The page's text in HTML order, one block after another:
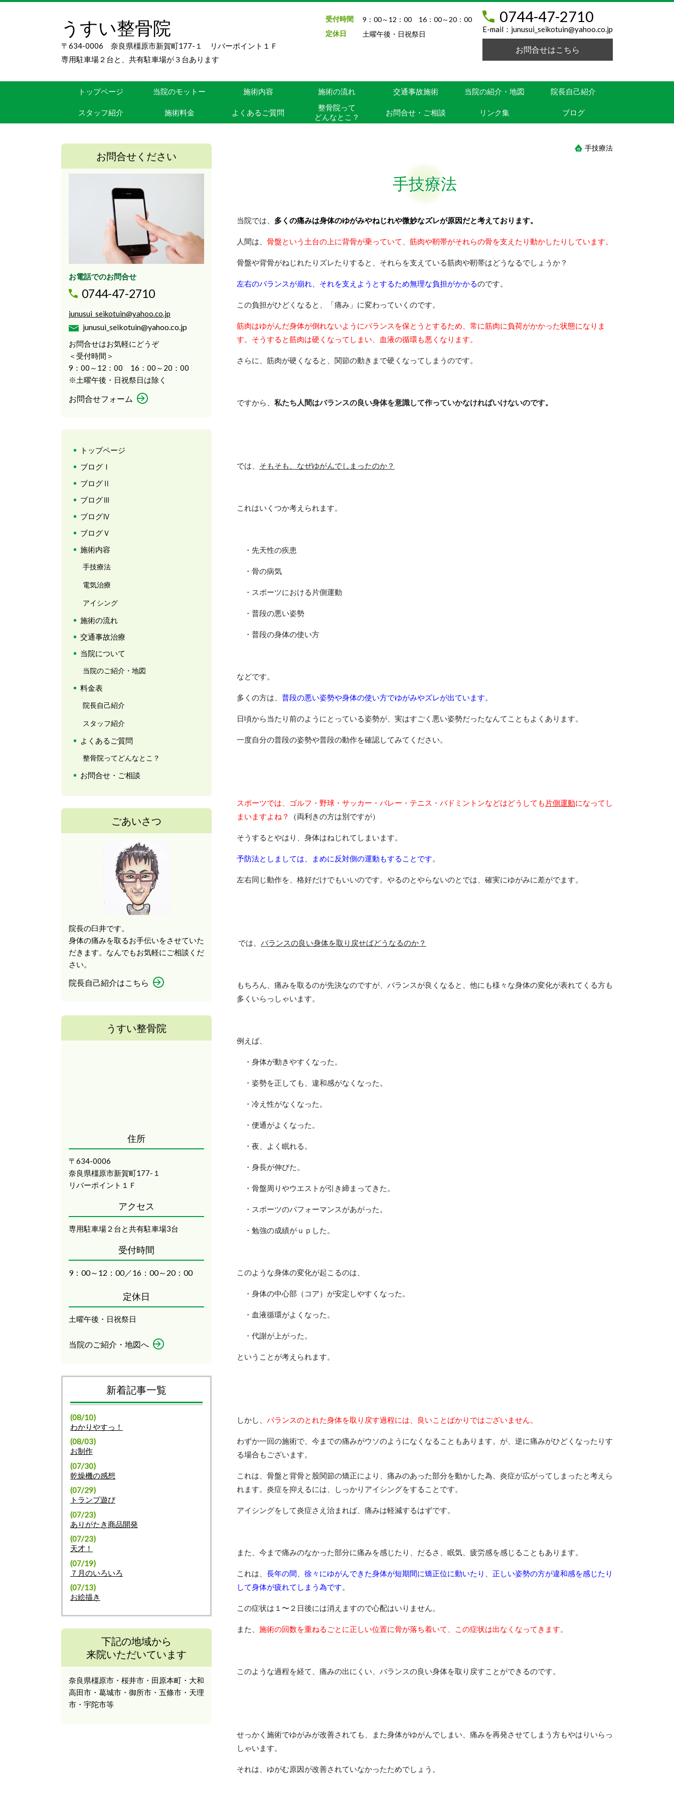
うすい整骨院
〒634-0006 奈良県橿原市新賀町177-１ リバーポイント１Ｆ
専用駐車場２台と、共有駐車場が３台あります
受付時間
9：00～12：00 16：00～20：00
定休日
土曜午後・日祝祭日
0744-47-2710
E-mail： junusui_seikotuin@yahoo.co.jp
お問合せはこちら
トップページ 当院のモットー 施術内容 施術の流れ 交通事故施術 当院の紹介・地図 院長自己紹介
スタッフ紹介 施術料金 よくあるご質問
整骨院って
どんなとこ？
お問合せ・ご相談 リンク集 ブログ
手技療法
手技療法
当院では、 多くの痛みは身体のゆがみやねじれや微妙なズレが原因だと考えております。
人間は、 骨盤という土台の上に背骨が乗っていて、筋肉や靭帯がそれらの骨を支えたり動かしたりしています
骨盤や背骨がねじれたりズレたりすると、それらを支えている筋肉や靭帯はどうなるでしょうか？
左右のバランスが崩れ、それを支えようとするため無理な負担がかかるのです。
この負担がひどくなると、「痛み」に変わっていくのです。
筋肉はゆがんだ身体が倒れないようにバランスを保とうとするため、常に筋肉に負荷がかかった状態になりま
す。そうすると筋肉は硬くなってしまい、血液の循環も悪くなります。
さらに、筋肉が硬くなると、関節の動きまで硬くなってしまうのです。
ですから、 私たち人間はバランスの良い身体を意識して作っていかなければいけないのです。
では、 そもそも、なぜゆがんでしまったのか？
これはいくつか考えられます。
・先天性の疾患
・骨の病気
・スポーツにおける片側運動
・普段の悪い姿勢
・普段の身体の使い方
などです。
多くの方は、 普段の悪い姿勢や身体の使い方でゆがみやズレが出ています。
日頃から当たり前のようにとっている姿勢が、実はすごく悪い姿勢だったなんてこともよくあります。
一度自分の普段の姿勢や普段の動作を確認してみてください。
スポーツでは、ゴルフ・野球・サッカー・バレー・テニス・バドミントンなどはどうしても 片側運動になってし
まいますよね？
（両利きの方は別ですが）
そうするとやはり、身体はねじれてしまいます。
予防法としましては、まめに反対側の運動もすることです
左右同じ動作を、格好だけでもいいのです。やるのとやらないのとでは、確実にゆがみに差がでます。
では、 バランスの良い身体を取り戻せばどうなるのか？
もちろん、痛みを取るのが先決なのですが、バランスが良くなると、他にも様々な身体の変化が表れてくる方も
多くいらっしゃいます。
例えば、
・身体が動きやすくなった。
・姿勢を正しても、違和感がなくなった。
・冷え性がなくなった。
・便通がよくなった。
・夜、よく眠れる。
・身長が伸びた。
・骨盤周りやウエストが引き締まってきた。
・スポーツのパフォーマンスがあがった。
・勉強の成績がｕｐした。
このような身体の変化が起こるのは、
・身体の中心部（コア）が安定しやすくなった。
・血液循環がよくなった。
・代謝が上がった。
ということが考えられます。
しかし、 バランスのとれた身体を取り戻す過程には、良いことばかりではございません。
わずか一回の施術で、今までの痛みがウソのようになくなることもあります。が、逆に痛みがひどくなったりす
る場合もございます。
これは、骨盤と背骨と股関節の矯正により、痛みのあった部分を動かした為、炎症が広がってしまったと考えら
れます。炎症を抑えるには、しっかりアイシングをすることです。
アイシングをして炎症さえ治まれば、痛みは軽減するはずです。
また、今まで痛みのなかった部分に痛みを感じたり、だるさ、眠気、疲労感を感じることもあります。
これは、 長年の間、徐々にゆがんできた身体が短期間に矯正位に動いたり、正しい姿勢の方が違和感を感じたり
して身体が疲れてしまう為です。
この症状は１〜２日後には消えますので心配はいりません。
また、 施術の回数を重ねるごとに正しい位置に骨が落ち着いて、この症状は出なくなってきます。
このような過程を経て、痛みの出にくい、バランスの良い身体を取り戻すことができるのです。
せっかく施術でゆがみが改善されても、また身体がゆがんでしまい、痛みを再発させてしまう方もやはりいらっ
しゃいます。
それは、ゆがむ原因が改善されていなかったためでしょう。
お問合せください
お電話でのお問合せ
0744-47-2710
junusui_seikotuin@yahoo.co.jp
junusui_seikotuin@yahoo.co.jp
お問合せはお気軽にどうぞ
＜受付時間＞
9：00～12：00 16：00～20：00
※土曜午後・日祝祭日は除く
お問合せフォーム
トップページ
ブログⅠ
ブログⅡ
ブログⅢ
ブログⅣ
ブログＶ
施術内容
手技療法
電気治療
アイシング
施術の流れ
交通事故治療
当院について
当院のご紹介・地図
料金表
院長自己紹介
スタッフ紹介
よくあるご質問
整骨院ってどんなとこ？
お問合せ・ご相談
ごあいさつ
院長の臼井です。
身体の痛みを取るお手伝いをさせていた
だきます。なんでもお気軽にご相談くだ
さい。
院長自己紹介はこちら
うすい整骨院
住所
〒634-0006
奈良県橿原市新賀町177-１
リバーポイント１Ｆ
アクセス
専用駐車場２台と共有駐車場3台
受付時間
9：00～12：00／16：00～20：00
定休日
土曜午後・日祝祭日
当院のご紹介・地図へ
新着記事一覧
(08/10)
わかりやすっ！
(08/03)
お制作
(07/30)
乾燥機の感想
(07/29)
トランプ遊び
(07/23)
ありがたき商品開発
(07/23)
天才！
(07/19)
７月のいろいろ
(07/13)
お絵描き
下記の地域から
来院いただいています
奈良県橿原市・桜井市・田原本町・大和
高田市・葛城市・御所市・五條市・天理
市・宇陀市等